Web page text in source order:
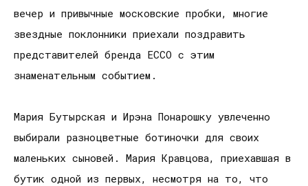
вечер и привычные московские пробки, многие
звездные поклонники приехали поздравить
представителей бренда ECCO с этим
знаменательным событием.
Мария Бутырская и Ирэна Понарошку увлеченно
выбирали разноцветные ботиночки для своих
маленьких сыновей. Мария Кравцова, приехавшая в
бутик одной из первых, несмотря на то, что